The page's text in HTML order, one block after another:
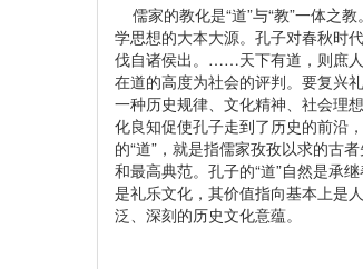
儒家的教化是“道”与“教”一体之
学思想的大本大源。孔子对春秋时
伐自诸侯出。……天下有道，则庶人
在道的高度为社会的评判。要复兴
一种历史规律、文化精神、社会理
化良知促使孔子走到了历史的前沿
的“道”，就是指儒家孜孜以求的古
和最高典范。孔子的“道”自然是承
是礼乐文化，其价值指向基本上是
泛、深刻的历史文化意蕴。